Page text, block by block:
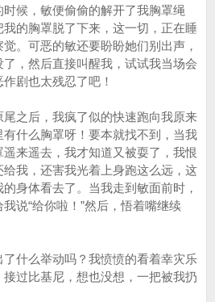
候，敏便偷偷的解开了我胸罩绳
的胸罩脱了下来，这一切，正在睡
。可恶的敏还要盼盼她们别出声，
，然后直接叫醒我，试试我当场会
剧也太残忍了吧！
之后，我疯了似的快速跑向我原来
什么胸罩呀！要本就找不到，当我
来遥去，我才知道又被耍了，我恨
我，还害我光着上身跑这么远，这
身体看去了。当我走到敏面前时，
说“给你啦！”然后，悟着嘴继续
什么举动吗？我愤愤的看着幸灾乐
过比基尼，想也没想，一把被我扔